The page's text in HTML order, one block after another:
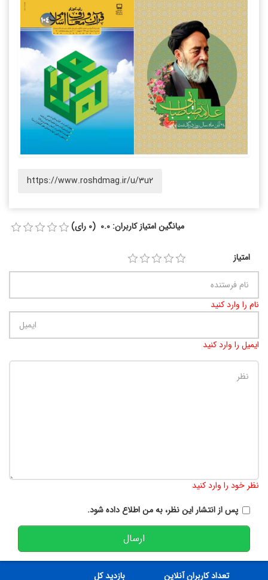
https://www.roshdmag.ir/u/3u2
میانگین امتیاز کاربران: 0.0 (0 رای)
امتیاز
نام را وارد کنید
ایمیل را وارد کنید
نظر خود را وارد کنید
پس از انتشار این نظر، به من اطلاع داده شود.
ارسال
تعداد کاربران آنلاین بازدید کل